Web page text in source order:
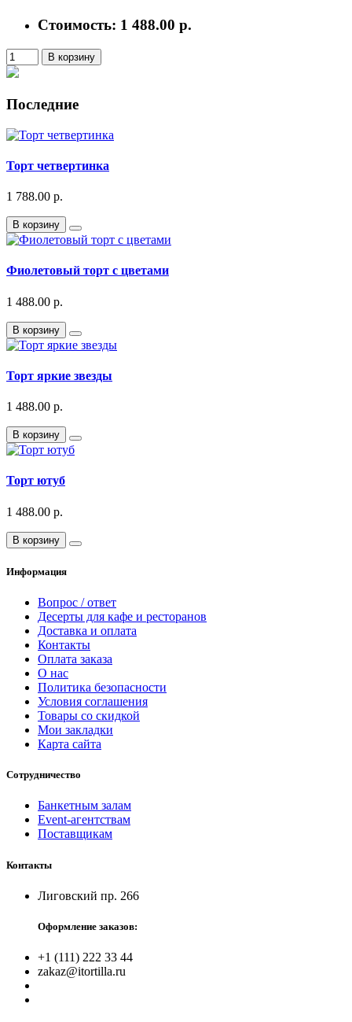
Стоимость: 1 488.00 р.
В корзину
Последние
Торт четвертинка
1 788.00 р.
В корзину
Фиолетовый торт с цветами
1 488.00 р.
В корзину
Торт яркие звезды
1 488.00 р.
В корзину
Торт ютуб
1 488.00 р.
В корзину
Информация
Вопрос / ответ
Десерты для кафе и ресторанов
Доставка и оплата
Контакты
Оплата заказа
О нас
Политика безопасности
Условия соглашения
Товары со скидкой
Мои закладки
Карта сайта
Сотрудничество
Банкетным залам
Event-агентствам
Поставщикам
Контакты
Лиговский пр. 266
Оформление заказов:
+1 (111) 222 33 44
zakaz@itortilla.ru